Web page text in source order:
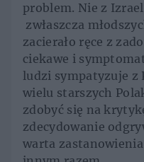
problem. Nie z
zwłaszcza
zacierało ręce z
ciekawe i
ludzi sympatyzuje z
wielu starszych
zdobyć się na
zdecydowanie
warta